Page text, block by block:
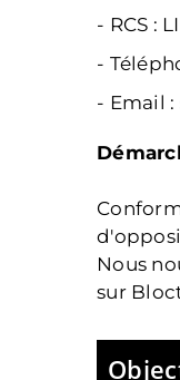
- RCS :
-
- Email :
Nous
sur